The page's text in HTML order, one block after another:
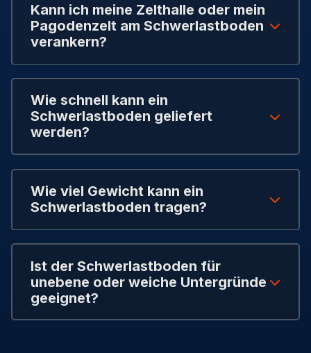
Kann ich meine Zelthalle oder mein
Pagodenzelt am Schwerlastboden
verankern?
Wie schnell kann ein
Schwerlastboden geliefert
werden?
Wie viel Gewicht kann ein
Schwerlastboden tragen?
Ist der Schwerlastboden für
unebene oder weiche Untergründe
geeignet?